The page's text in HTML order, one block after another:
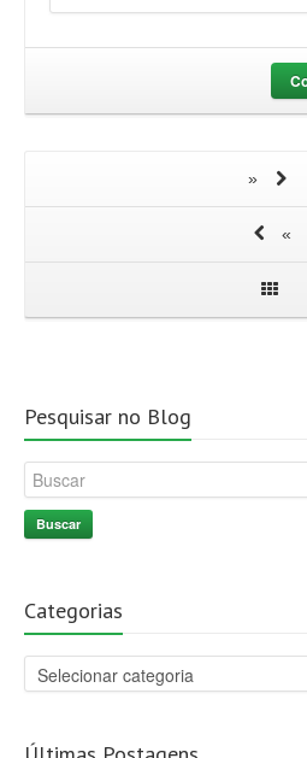
»
«
Pesquisar no Blog
Buscar
Categorias